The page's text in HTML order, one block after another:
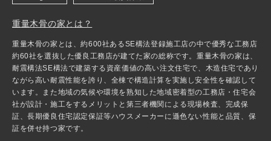
重量木骨の家とは？
重量木骨の家とは、約600社あるSE構法登録施工店の中で優秀な工務店
約60社を選抜した優良工務店が建てた家の総称です。重量木骨の家は、
耐震構法SE構法で建築する資産価値の高い注文住宅で、木造住宅であり
ながら高い耐震性能を誇り、全棟で構造計算を実施し安全性を確認して
います。また地域の気候や環境を熟知した地域密着型の工務店・住宅会
社が設計・施工をするメリットと第三者機関による現場検査、完成保
証、長期優良住宅認定保証等ハウスメーカーに遜色ない性能と品質、保
証を併せ持つ家です。